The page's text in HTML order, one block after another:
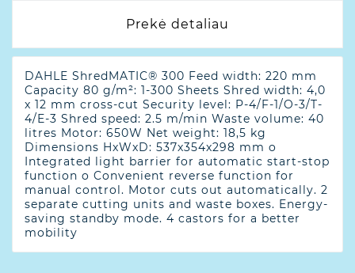
Prekė detaliau
DAHLE ShredMATIC® 300 Feed width: 220 mm
Capacity 80 g/m²: 1-300 Sheets Shred width: 4,0
x 12 mm cross-cut Security level: P-4/F-1/O-3/T-
4/E-3 Shred speed: 2.5 m/min Waste volume: 40
litres Motor: 650W Net weight: 18,5 kg
Dimensions HxWxD: 537x354x298 mm o
Integrated light barrier for automatic start-stop
function o Convenient reverse function for
manual control. Motor cuts out automatically. 2
separate cutting units and waste boxes. Energy-
saving standby mode. 4 castors for a better
mobility